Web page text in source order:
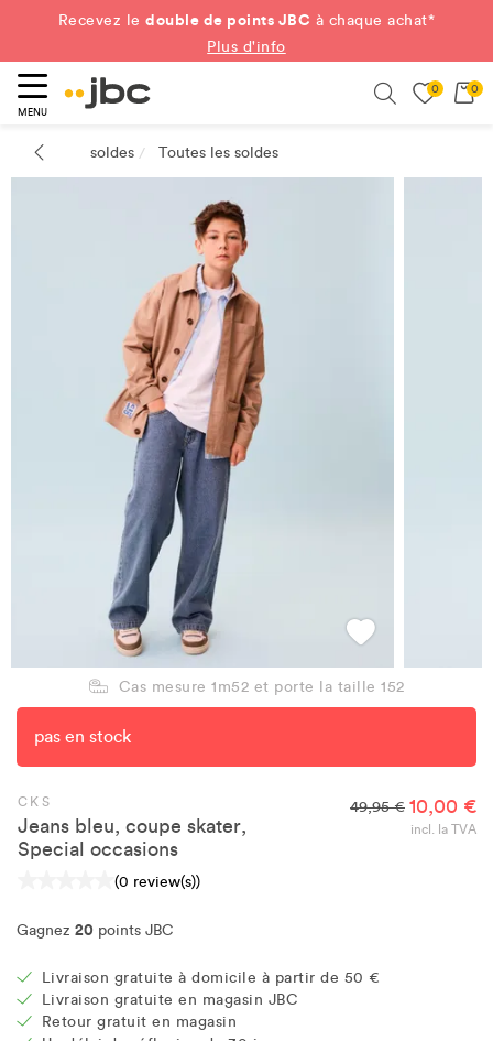
Recevez ledouble de points JBC à chaque achat*
Plus d'info
MENU
0 0
soldes / Toutes les soldes
Cas mesure 1m52 et porte la taille 152
pas en stock
CKS
Jeans bleu, coupe skater,
Special occasions
(0 review(s))
49,95 € 10,00 €
incl. la TVA
Gagnez 20 points JBC
Livraison gratuite à domicile à partir de 50 €
Livraison gratuite en magasin JBC
Retour gratuit en magasin